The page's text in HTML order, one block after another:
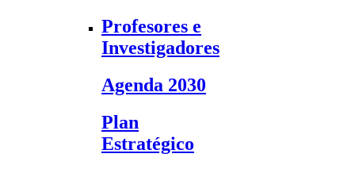
Profesores e
Investigadores
Agenda 2030
Plan
Estratégico